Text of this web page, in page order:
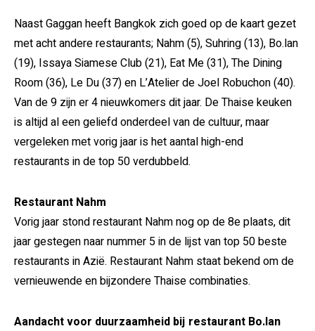
Naast Gaggan heeft Bangkok zich goed op de kaart gezet
met acht andere restaurants; Nahm (5), Suhring (13), Bo.lan
(19), Issaya Siamese Club (21), Eat Me (31), The Dining
Room (36), Le Du (37) en L’Atelier de Joel Robuchon (40).
Van de 9 zijn er 4 nieuwkomers dit jaar. De Thaise keuken
is altijd al een geliefd onderdeel van de cultuur, maar
vergeleken met vorig jaar is het aantal high-end
restaurants in de top 50 verdubbeld.
Restaurant Nahm
Vorig jaar stond restaurant Nahm nog op de 8e plaats, dit
jaar gestegen naar nummer 5 in de lijst van top 50 beste
restaurants in Azië. Restaurant Nahm staat bekend om de
vernieuwende en bijzondere Thaise combinaties.
Aandacht voor duurzaamheid bij restaurant Bo.lan